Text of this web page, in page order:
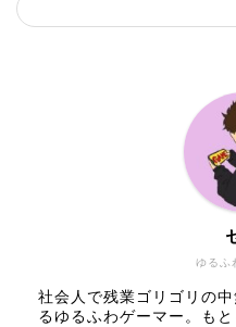
ゆるふ
社会人で残業ゴリゴリの
るゆるふわゲーマー。も